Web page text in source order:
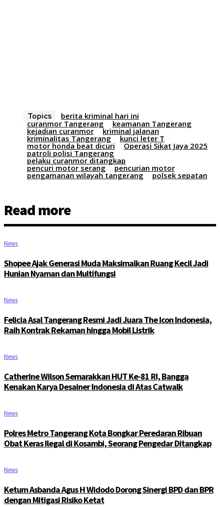
Topics
berita kriminal hari ini
curanmor Tangerang
keamanan Tangerang
kejadian curanmor kriminal jalanan
kriminalitas Tangerang kunci leter T
motor honda beat dicuri Operasi Sikat Jaya 2025
patroli polisi Tangerang
pelaku curanmor ditangkap
pencuri motor serang pencurian motor
pengamanan wilayah tangerang polsek sepatan
Read more
News
Shopee Ajak Generasi Muda Maksimalkan Ruang Kecil Jadi
Hunian Nyaman dan Multifungsi
News
Felicia Asal Tangerang Resmi Jadi Juara The Icon Indonesia,
Raih Kontrak Rekaman hingga Mobil Listrik
News
Catherine Wilson Semarakkan HUT Ke-81 RI, Bangga
Kenakan Karya Desainer Indonesia di Atas Catwalk
News
Polres Metro Tangerang Kota Bongkar Peredaran Ribuan
Obat Keras Ilegal di Kosambi, Seorang Pengedar Ditangkap
News
Ketum Asbanda Agus H Widodo Dorong Sinergi BPD dan BPR
dengan Mitigasi Risiko Ketat